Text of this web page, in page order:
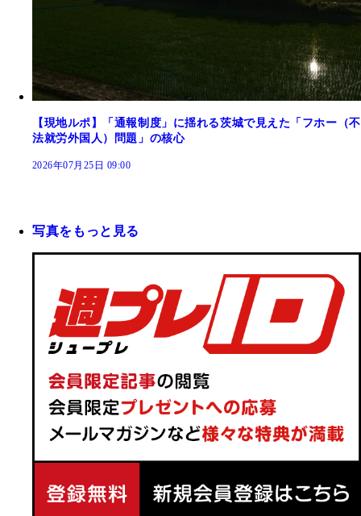
【現地ルポ】「通報制度」に揺れる茨城で見えた「フホー（不
法就労外国人）問題」の核心
2026年07月25日 09:00
写真をもっと見る